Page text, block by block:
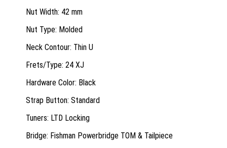
Nut Width: 42 mm
Nut Type: Molded
Neck Contour: Thin U
Frets/Type: 24 XJ
Hardware Color: Black
Strap Button: Standard
Tuners: LTD Locking
Bridge: Fishman Powerbridge TOM & Tailpiece